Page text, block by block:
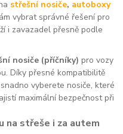
střešní nosiče, autoboxy
vybrat správné řešení pro
i zavazadel přesně podle
nosiče (příčníky) pro vozy
Díky přesné kompatibilitě
vyberete nosiče, které
maximální bezpečnost při
na střeše i za autem